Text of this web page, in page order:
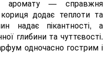
аромату — справжня
додає теплоти та
надає пікантності, а
глибини та чуттєвості.
одночасно гострим і